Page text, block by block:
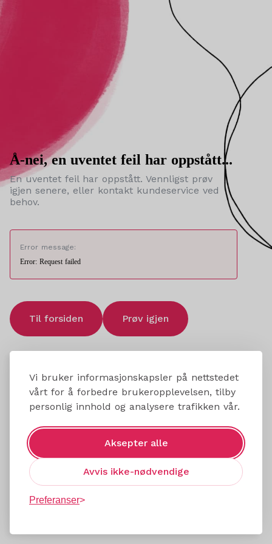
Vi bruker informasjonskapsler på nettstedet
vårt for å forbedre brukeropplevelsen, tilby
personlig innhold og analysere trafikken vår.
Aksepter alle
Avvis ikke-nødvendige
Preferanser
Å-nei, en uventet feil har oppstått...
En uventet feil har oppstått. Vennligst prøv
igjen senere, eller kontakt kundeservice ved
behov.
Error message:
Error: Request failed
Til forsiden Prøv igjen